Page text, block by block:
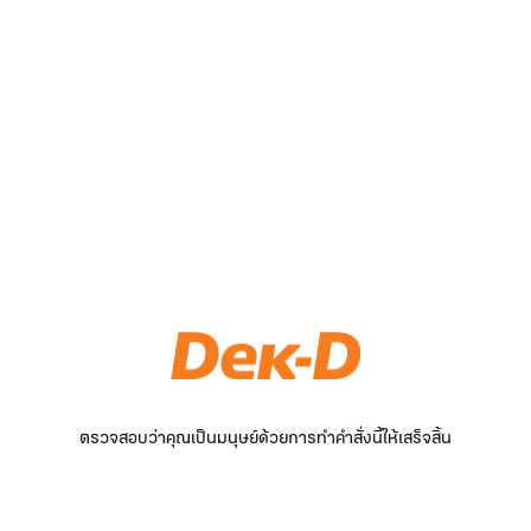
ตรวจสอบว่าคุณเป็นมนุษย์ด้วยการทำคำสั่งนี้ให้เสร็จสิ้น